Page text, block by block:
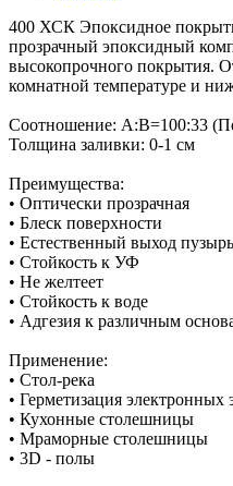
400 ХСК Эпоксидное
прозрачный эпоксидный
высокопрочного покрытия.
комнатной температуре и
Соотношение: А:В=100:33
Толщина заливки: 0-1 см
Преимущества:
• Оптически прозрачная
• Блеск поверхности
• Естественный выход
• Стойкость к УФ
• Не желтеет
• Стойкость к воде
• Адгезия к различным
Применение:
• Стол-река
• Герметизация электронных
• Кухонные столешницы
• Мраморные столешницы
• 3D - полы